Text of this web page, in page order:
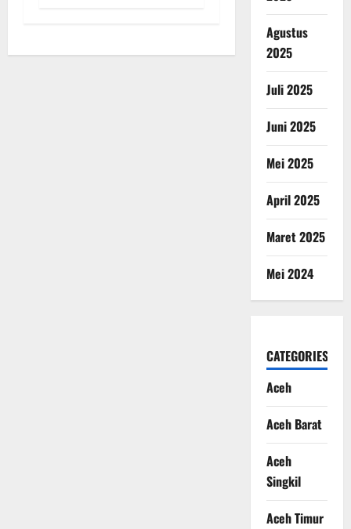
Agustus
2025
Juli 2025
Juni 2025
Mei 2025
April 2025
Maret 2025
Mei 2024
CATEGORIES
Aceh
Aceh Barat
Aceh
Singkil
Aceh Timur